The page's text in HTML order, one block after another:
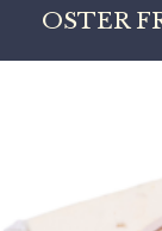
OSTER